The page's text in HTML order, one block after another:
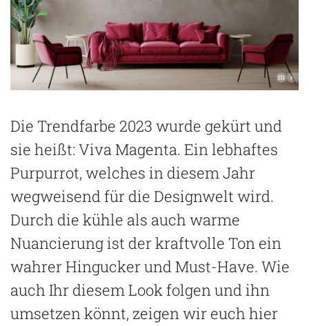
Die Trendfarbe 2023 wurde gekürt und
sie heißt: Viva Magenta. Ein lebhaftes
Purpurrot, welches in diesem Jahr
wegweisend für die Designwelt wird.
Durch die kühle als auch warme
Nuancierung ist der kraftvolle Ton ein
wahrer Hingucker und Must-Have. Wie
auch Ihr diesem Look folgen und ihn
umsetzen könnt, zeigen wir euch hier